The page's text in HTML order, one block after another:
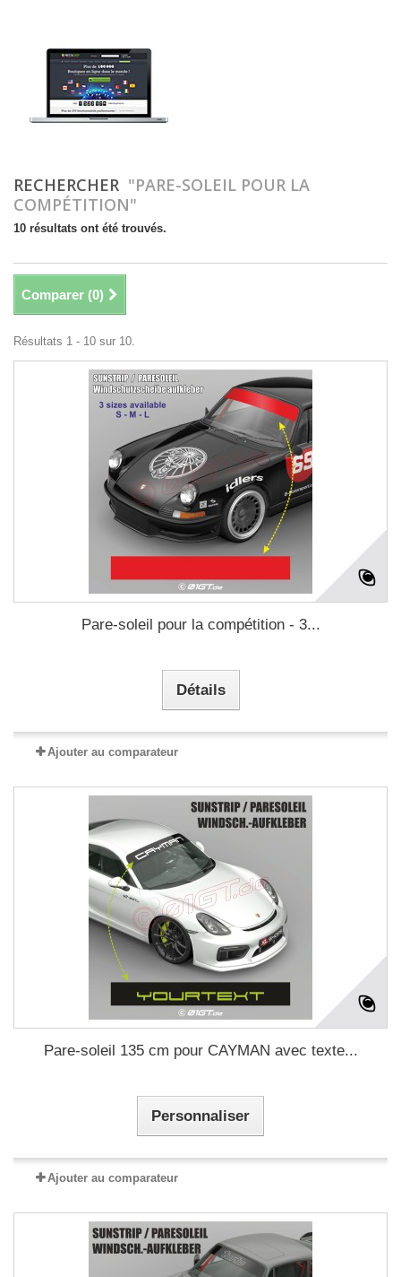
RECHERCHER "PARE-SOLEIL POUR LA
COMPÉTITION"
10 résultats ont été trouvés.
Comparer (0)
Résultats 1 - 10 sur 10.
Pare-soleil pour la compétition - 3...
Détails
Ajouter au comparateur
Pare-soleil 135 cm pour CAYMAN avec texte...
Personnaliser
Ajouter au comparateur